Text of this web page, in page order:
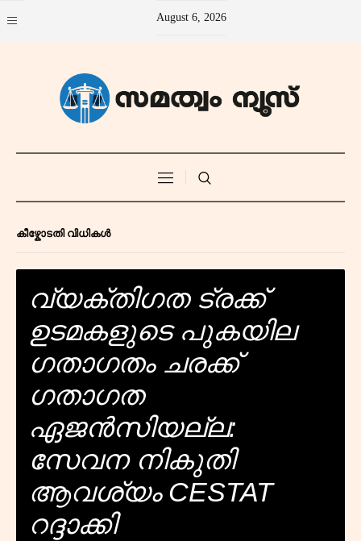
August 6, 2026
കീഴ്കോടതി വിധികൾ
വ്യക്തിഗത ട്രക്ക്
ഉടമകളുടെ പുകയില
ഗതാഗതം ചരക്ക്
ഗതാഗത
ഏജൻസിയല്ല:
സേവന നികുതി
ആവശ്യം CESTAT
റദ്ദാക്കി